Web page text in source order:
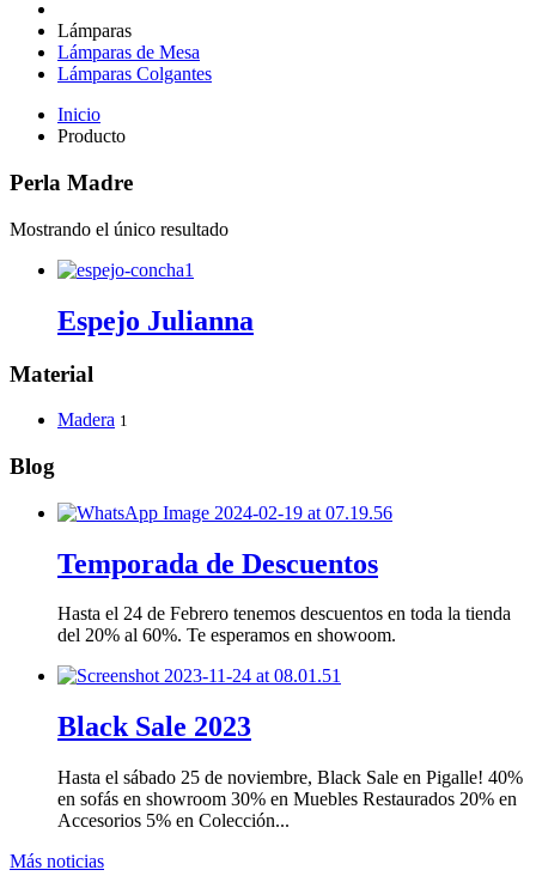
Lámparas
Lámparas de Mesa
Lámparas Colgantes
Inicio
Producto
Perla Madre
Mostrando el único resultado
Espejo Julianna
Material
Madera 1
Blog
Temporada de Descuentos
Hasta el 24 de Febrero tenemos descuentos en toda la tienda
del 20% al 60%. Te esperamos en showoom.
Black Sale 2023
Hasta el sábado 25 de noviembre, Black Sale en Pigalle! 40%
en sofás en showroom 30% en Muebles Restaurados 20% en
Accesorios 5% en Colección...
Más noticias